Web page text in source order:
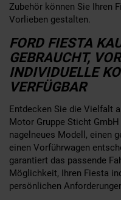
Zubehör können Sie Ihren
Vorlieben gestalten.
FORD FIESTA
GEBRAUCHT,
INDIVIDUELLE
VERFÜGBAR
Entdecken Sie die Vielfalt
Motor Gruppe Sticht
nagelneues Modell, einen
einen Vorführwagen
garantiert das passende
Möglichkeit, Ihren Fiesta
persönlichen